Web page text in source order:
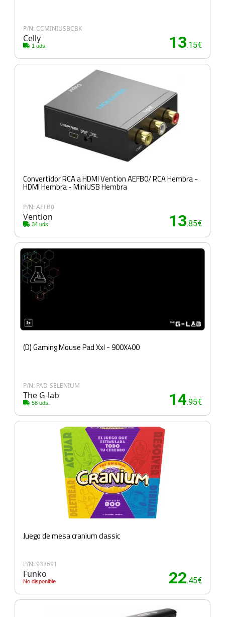
P/N: CCMINIUSBCBK
Celly
1 uds. 13.15€
Convertidor RCA a HDMI Vention AEFB0/ RCA Hembra -
HDMI Hembra - MiniUSB Hembra
P/N: AEFB0
Vention
34 uds. 13.85€
(D) Gaming Mouse Pad Xxl - 900X400
P/N: PAD-SELENIUM
The G-lab
58 uds. 14.95€
Juego de mesa cranium classic
P/N: 932691
Funko
No disponible 22.45€